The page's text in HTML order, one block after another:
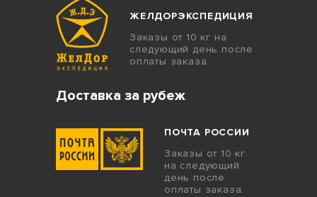
ЖЕЛДОРЭКСПЕДИЦИЯ
Заказы от 10 кг на
следующий день после
оплаты заказа.
Доставка за рубеж
ПОЧТА РОССИИ
Заказы от 10 кг
на следующий
день после
оплаты заказа.